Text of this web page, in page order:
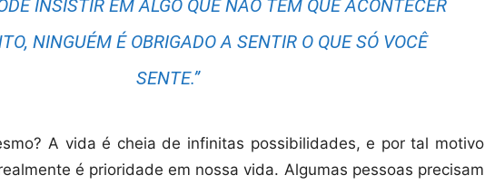
INSISTIR EM ALGO QUE NÃO TEM QUE ACONTECER
NINGUÉM É OBRIGADO A SENTIR O QUE SÓ VOCÊ
SENTE.”
A vida é cheia de infinitas possibilidades, e por tal motivo
é prioridade em nossa vida. Algumas pessoas precisam